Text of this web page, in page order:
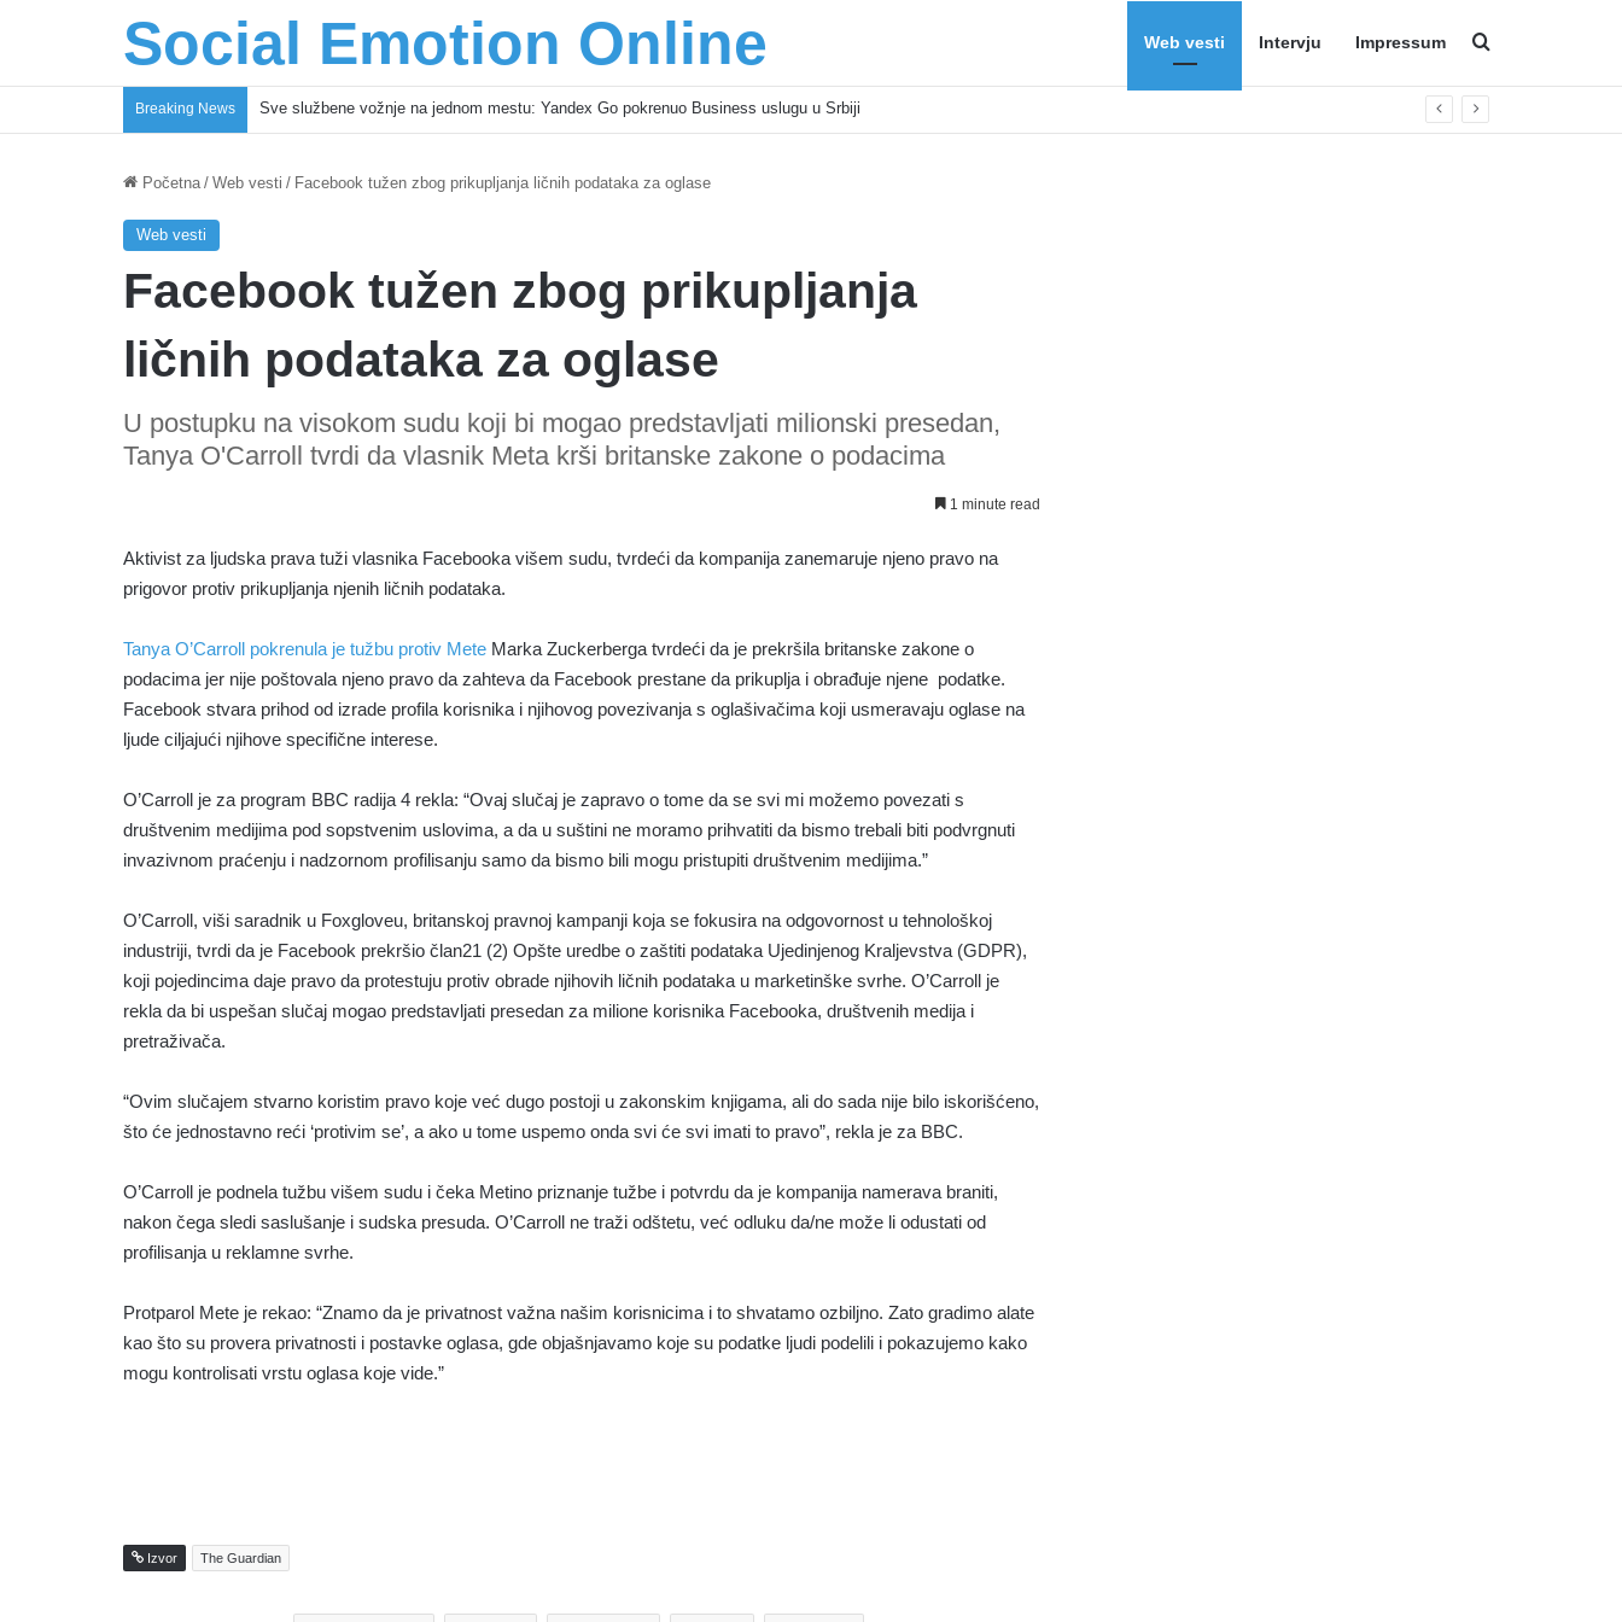
Social Emotion Online Web vesti Intervju Impressum
Breaking News Sve službene vožnje na jednom mestu: Yandex Go pokrenuo Business uslugu u Srbiji
Početna / Web vesti / Facebook tužen zbog prikupljanja ličnih podataka za oglase
Web vesti
Facebook tužen zbog prikupljanja
ličnih podataka za oglase
U postupku na visokom sudu koji bi mogao predstavljati milionski presedan,
Tanya O'Carroll tvrdi da vlasnik Meta krši britanske zakone o podacima
1 minute read
Aktivist za ljudska prava tuži vlasnika Facebooka višem sudu, tvrdeći da kompanija zanemaruje njeno pravo na
prigovor protiv prikupljanja njenih ličnih podataka.
Tanya O’Carroll pokrenula je tužbu protiv Mete Marka Zuckerberga tvrdeći da je prekršila britanske zakone o
podacima jer nije poštovala njeno pravo da zahteva da Facebook prestane da prikuplja i obrađuje njene ​ podatke.
Facebook stvara prihod od izrade profila korisnika i njihovog povezivanja s oglašivačima koji usmeravaju oglase na
ljude ciljajući njihove specifične interese.
O’Carroll je za program BBC radija 4 rekla: “Ovaj slučaj je zapravo o tome da se svi mi možemo povezati s
društvenim medijima pod sopstvenim uslovima, a da u suštini ne moramo prihvatiti da bismo trebali biti podvrgnuti
invazivnom praćenju i nadzornom profilisanju samo da bismo bili mogu pristupiti društvenim medijima.”
O’Carroll, viši saradnik u Foxgloveu, britanskoj pravnoj kampanji koja se fokusira na odgovornost u tehnološkoj
industriji, tvrdi da je Facebook prekršio član21 (2) Opšte uredbe o zaštiti podataka Ujedinjenog Kraljevstva (GDPR),
koji pojedincima daje pravo da protestuju protiv obrade njihovih ličnih podataka u marketinške svrhe. O’Carroll je
rekla da bi uspešan slučaj mogao predstavljati presedan za milione korisnika Facebooka, društvenih medija i
pretraživača.
“Ovim slučajem stvarno koristim pravo koje već dugo postoji u zakonskim knjigama, ali do sada nije bilo iskorišćeno,
što će jednostavno reći ‘protivim se’, a ako u tome uspemo onda svi će svi imati to pravo”, rekla je za BBC.
O’Carroll je podnela tužbu višem sudu i čeka Metino priznanje tužbe i potvrdu da je kompanija namerava braniti,
nakon čega sledi saslušanje i sudska presuda. O’Carroll ne traži odštetu, već odluku da/ne može li odustati od
profilisanja u reklamne svrhe.
Protparol Mete je rekao: “Znamo da je privatnost važna našim korisnicima i to shvatamo ozbiljno. Zato gradimo alate
kao što su provera privatnosti i postavke oglasa, gde objašnjavamo koje su podatke ljudi podelili i pokazujemo kako
mogu kontrolisati vrstu oglasa koje vide.”
Izvor The Guardian